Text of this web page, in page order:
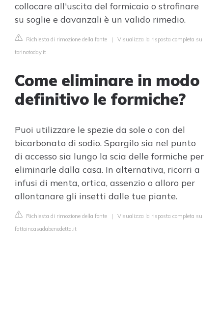
collocare all'uscita del formicaio o strofinare
su soglie e davanzali è un valido rimedio.
Richiesta di rimozione della fonte | Visualizza la risposta completa su
torinotoday.it
Come eliminare in modo
definitivo le formiche?
Puoi utilizzare le spezie da sole o con del
bicarbonato di sodio. Spargilo sia nel punto
di accesso sia lungo la scia delle formiche per
eliminarle dalla casa. In alternativa, ricorri a
infusi di menta, ortica, assenzio o alloro per
allontanare gli insetti dalle tue piante.
Richiesta di rimozione della fonte | Visualizza la risposta completa su
fattoincasadabenedetta.it